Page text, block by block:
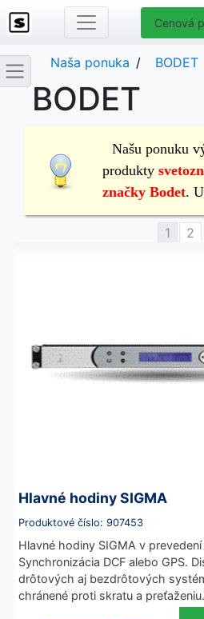
Cenová
Naša ponuka BODET
BODET
Našu ponuku
produkty
značky Bodet.
1 2
Hlavné hodiny SIGMA
Produktové číslo: 907453
Hlavné hodiny SIGMA v
Synchronizácia DCF alebo GPS.
drôtových aj bezdrôtových
chránené proti skratu a preťaženiu.